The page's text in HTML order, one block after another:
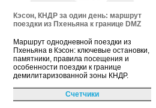
Кэсон, КНДР за один день: маршрут
поездки из Пхеньяна к границе DMZ
Маршрут однодневной поездки из
Пхеньяна в Кэсон: ключевые остановки,
памятники, правила посещения и
особенности поездки к границе
демилитаризованной зоны КНДР.
Счетчики